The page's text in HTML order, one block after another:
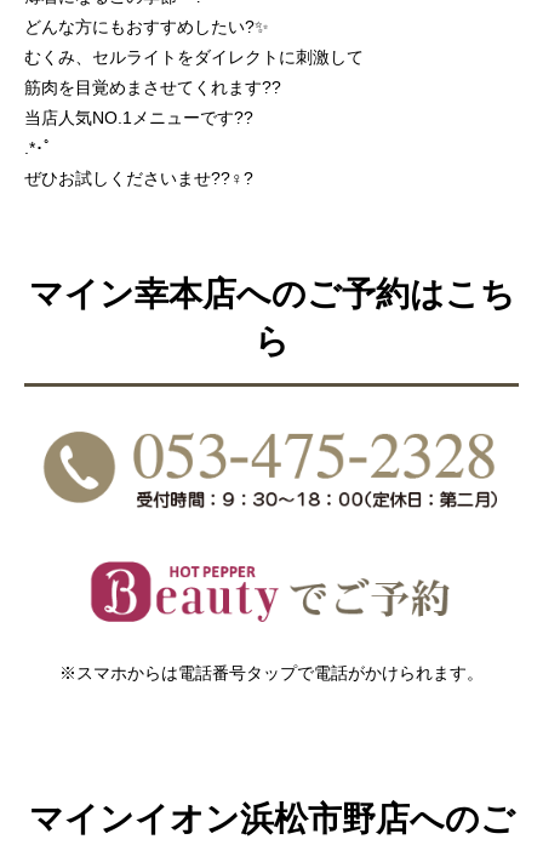
どんな方にもおすすめしたい?✨
むくみ、セルライトをダイレクトに刺激して
筋肉を目覚めまさせてくれます??
当店人気NO.1メニューです??
.*･ﾟ
ぜひお試しくださいませ??‍♀️?
マイン幸本店へのご予約はこち
ら
※スマホからは電話番号タップで電話がかけられます。
マインイオン浜松市野店へのご